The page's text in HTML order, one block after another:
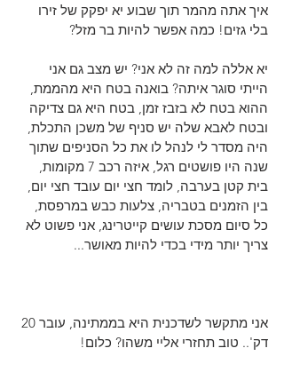
איך אתה מהמר תוך שבוע יא יפקק של זירו
בלי גזים! כמה אפשר להיות בר מזל?
יא אללה למה זה לא אני? יש מצב גם אני
הייתי סוגר איתה? בואנה בטח היא מהממת,
ההוא בטח לא בזבז זמן, בטח היא גם צדיקה
ובטח לאבא שלה יש סניף של משכן התכלת,
היה מסדר לי לנהל לו את כל הסניפים שתוך
שנה היו פושטים רגל, איזה רכב 7 מקומות,
בית קטן בערבה, לומד חצי יום עובד חצי יום,
בין הזמנים בטבריה, צלעות כבש במרפסת,
כל סיום מסכת עושים קייטרינג, אני פשוט לא
צריך יותר מידי בכדי להיות מאושר...
דק'.. טוב תחזרי אליי משהו? כלום!